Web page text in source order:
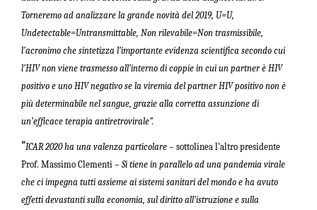
Torneremo ad analizzare la grande novità del 2019, U=U,
Undetectable=Untransmittable, Non rilevabile=Non trasmissibile,
l’acronimo che sintetizza l’importante evidenza scientifica secondo cui
l’HIV non viene trasmesso all’interno di coppie in cui un partner è HIV
positivo e uno HIV negativo se la viremia del partner HIV positivo non è
più determinabile nel sangue, grazie alla corretta assunzione di
un’efficace terapia antiretrovirale”.
“ICAR 2020 ha una valenza particolare – sottolinea l’altro presidente
Prof. Massimo Clementi – Si tiene in parallelo ad una pandemia virale
che ci impegna tutti assieme ai sistemi sanitari del mondo e ha avuto
effetti devastanti sulla economia, sul diritto all’istruzione e sulla